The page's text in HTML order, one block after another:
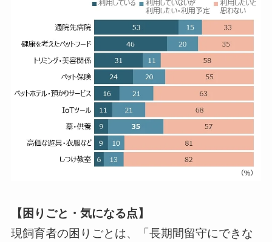
【困りごと・気になる点】
現飼育者の困りごとは、「長期間留守にできな